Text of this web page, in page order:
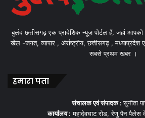
बुलंद छत्तीसगढ़ एक प्रादेशिक न्यूज़ पोर्टल हैं, जहां आपको
खेल -जगत, व्यापार , अंर्राष्ट्रीय, छत्तीसगढ़ , मध्याप्रदेश
सबसे प्रथम खबर ।
हमारा पता
संचालक एवं संपादक :सुनीता
कार्यालय : महादेवघाट रोड, रेणु पैन पैलेस